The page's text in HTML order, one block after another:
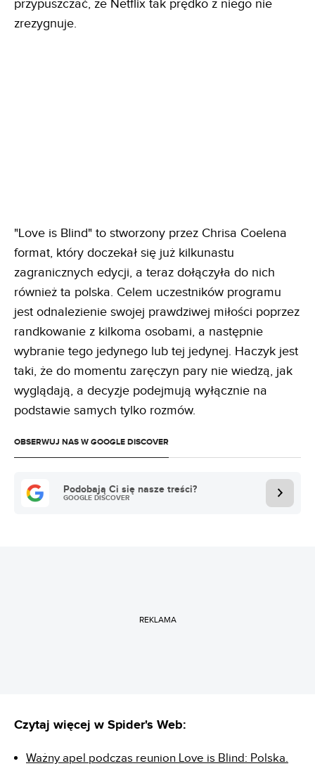
przypuszczać, że Netflix tak prędko z niego nie
zrezygnuje.
"Love is Blind" to stworzony przez Chrisa Coelena
format, który doczekał się już kilkunastu
zagranicznych edycji, a teraz dołączyła do nich
również ta polska. Celem uczestników programu
jest odnalezienie swojej prawdziwej miłości poprzez
randkowanie z kilkoma osobami, a następnie
wybranie tego jedynego lub tej jedynej. Haczyk jest
taki, że do momentu zaręczyn pary nie wiedzą, jak
wyglądają, a decyzje podejmują wyłącznie na
podstawie samych tylko rozmów.
OBSERWUJ NAS W GOOGLE DISCOVER
Podobają Ci się nasze treści?
GOOGLE DISCOVER
REKLAMA
Czytaj więcej w Spider's Web:
Ważny apel podczas reunion Love is Blind: Polska.